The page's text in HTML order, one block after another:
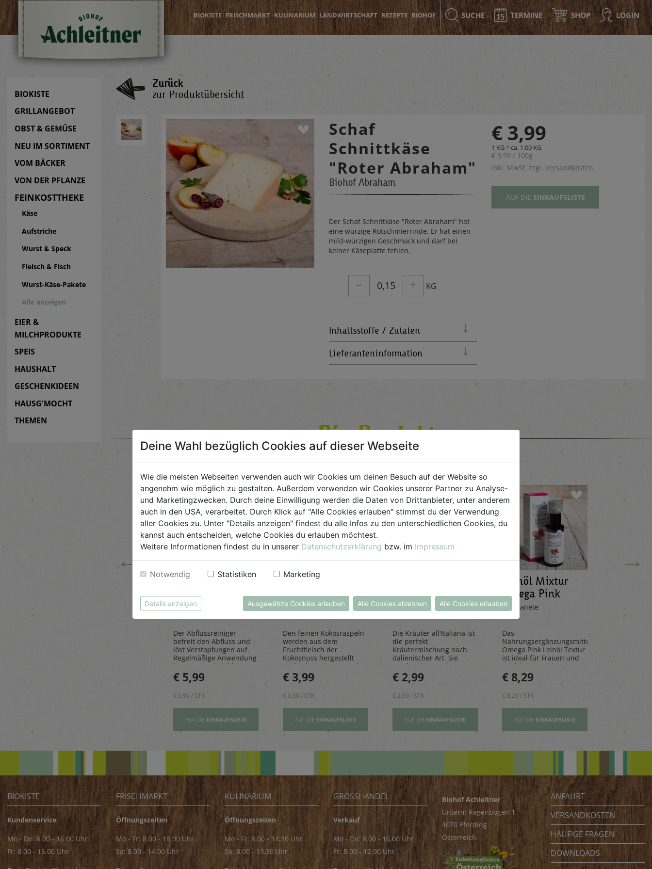
BIOKISTE FRISCHMARKT KULINARIUM LANDWIRTSCHAFT REZEPTE BIOHOF SUCHE TERMINE SHOP LOGIN
BIOKISTE
GRILLANGEBOT
OBST & GEMÜSE
NEU IM SORTIMENT
VOM BÄCKER
VON DER PFLANZE
FEINKOSTTHEKE
Käse
Aufstriche
Wurst & Speck
Fleisch & Fisch
Wurst-Käse-Pakete
Alle anzeigen
EIER &
MILCHPRODUKTE
SPEIS
HAUSHALT
GESCHENKIDEEN
HAUSG'MOCHT
THEMEN
Zurück
zur Produktübersicht
Schaf
Schnittkäse
"Roter Abraham"
Biohof Abraham
Der Schaf Schnittkäse "Roter Abraham" hat
eine würzige Rotschmierrinde. Er hat einen
mild-würzigen Geschmack und darf bei
keiner Käseplatte fehlen.
– 0,15 + KG
Inhaltsstoffe / Zutaten
Lieferanteninformation
€ 3,99
1 KG = ca. 1,00 KG
€ 3,99 / 100g
inkl. MwSt. zzgl.Versandkosten
AUF DIE EINKAUFSLISTE
Bio-Produkte
←
getrocknet 20g
Abflussreiniger
1L
AlmaWin
Der Abflussreiniger
befreit den Abfluss und
löst Verstopfungen auf.
Regelmäßige Anwendung
beugt Geruchsbildung
vor.
€ 5,99
€ 5,99 / STK
AUF DIE EINKAUFSLISTE
Kokosraspeln
250g
Rapunzel Naturkost
Den feinen Kokosraspeln
werden aus dem
Fruchtfleisch der
Kokosnuss hergestellt
und geben einen Hauch
Exotik in köstliche Kuchen
& Kekse
€ 3,99
€ 3,99 / STK
AUF DIE EINKAUFSLISTE
all'Italiana 20g
Sonnentor
Die Kräuter all'Italiana ist
die perfekt
Kräutermischung nach
italienischer Art. Sie
rundet Pizzen, Risottos
und Pastagerichte ab.
€ 2,99
€ 2,99 / STK
AUF DIE EINKAUFSLISTE
Leinöl Mixtur
Omega Pink
100ml
Bio Planete
Das
Nahrungsergänzungsmittel
Omega Pink Leinöl Textur
ist ideal für Frauen und
Mädchen – reich an
Vitamin E und wertovllen
Omega-3-Fettsäuren
€ 8,29
€ 8,29 / STK
AUF DIE EINKAUFSLISTE
→
BIOKISTE
Kundenservice
Mo - Do: 8.00 - 16.00 Uhr
Fr: 8.00 - 15.00 Uhr
FRISCHMARKT
Öffnungszeiten
Mo - Fr: 8.00 - 18.00 Uhr
Sa: 8.00 - 14.00 Uhr
KULINARIUM
Öffnungszeiten
Mo - Fr: 8.00 - 14.30 Uhr
Sa: 8.00 - 13.30 Uhr
GROSSHANDEL
Verkauf
Mo - Do: 8.00 - 16.00 Uhr
Fr: 8.00 - 12.00 Uhr
Biohof Achleitner
Unterm Regenbogen 1
4070 Eferding
Österreich
ANFAHRT
VERSANDKOSTEN
HÄUFIGE FRAGEN
DOWNLOADS
Deine Wahl bezüglich Cookies auf dieser Webseite
Wie die meisten Webseiten verwenden auch wir Cookies um deinen Besuch auf der Website so
angenehm wie möglich zu gestalten. Außerdem verwenden wir Cookies unserer Partner zu Analyse-
und Marketingzwecken. Durch deine Einwilligung werden die Daten von Drittanbieter, unter anderem
auch in den USA, verarbeitet. Durch Klick auf "Alle Cookies erlauben" stimmst du der Verwendung
aller Cookies zu. Unter "Details anzeigen" findest du alle Infos zu den unterschiedlichen Cookies, du
kannst auch entscheiden, welche Cookies du erlauben möchtest.
Weitere Informationen findest du in unserer Datenschutzerklärung bzw. im Impressum
Notwendig Statistiken Marketing
Details anzeigen Ausgewählte Cookies erlauben Alle Cookies ablehnen Alle Cookies erlauben